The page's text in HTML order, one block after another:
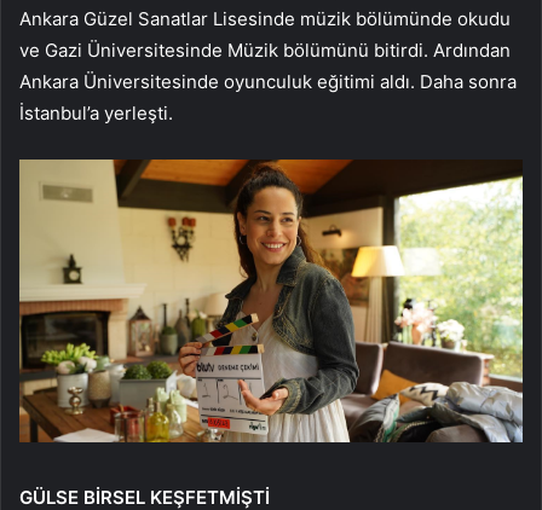
Ankara Güzel Sanatlar Lisesinde müzik bölümünde okudu
ve Gazi Üniversitesinde Müzik bölümünü bitirdi. Ardından
Ankara Üniversitesinde oyunculuk eğitimi aldı. Daha sonra
İstanbul’a yerleşti.
GÜLSE BİRSEL KEŞFETMİŞTİ